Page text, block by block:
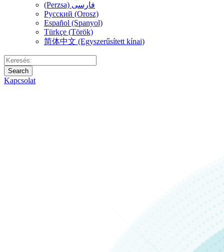
(Perzsa) فارسی
Русский (Orosz)
Español (Spanyol)
Türkçe (Török)
简体中文 (Egyszerűsített kínai)
Search
Kapcsolat